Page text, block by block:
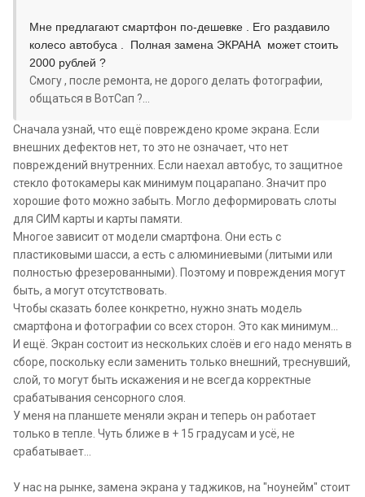
Мне предлагают смартфон по-дешевке . Его раздавило
колесо автобуса . Полная замена ЭКРАНА может стоить
2000 рублей ?
Смогу , после ремонта, не дорого делать фотографии,
общаться в ВотСап ?...
Сначала узнай, что ещё повреждено кроме экрана. Если
внешних дефектов нет, то это не означает, что нет
повреждений внутренних. Если наехал автобус, то защитное
стекло фотокамеры как минимум поцарапано. Значит про
хорошие фото можно забыть. Могло деформировать слоты
для СИМ карты и карты памяти.
Многое зависит от модели смартфона. Они есть с
пластиковыми шасси, а есть с алюминиевыми (литыми или
полностью фрезерованными). Поэтому и повреждения могут
быть, а могут отсутствовать.
Чтобы сказать более конкретно, нужно знать модель
смартфона и фотографии со всех сторон. Это как минимум...
И ещё. Экран состоит из нескольких слоёв и его надо менять в
сборе, поскольку если заменить только внешний, треснувший,
слой, то могут быть искажения и не всегда корректные
срабатывания сенсорного слоя.
У меня на планшете меняли экран и теперь он работает
только в тепле. Чуть ближе в + 15 градусам и усё, не
срабатывает...
У нас на рынке, замена экрана у таджиков, на "ноунейм" стоит